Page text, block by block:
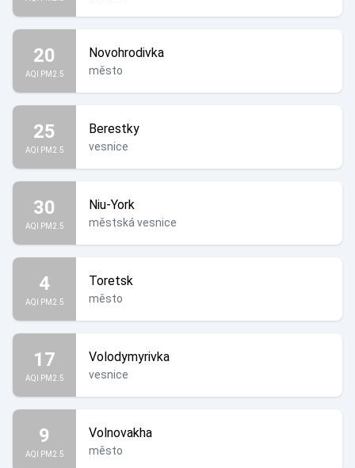
20
AQI PM2.5
Novohrodivka
město
25
AQI PM2.5
Berestky
vesnice
30
AQI PM2.5
Niu-York
městská vesnice
4
AQI PM2.5
Toretsk
město
17
AQI PM2.5
Volodymyrivka
vesnice
9
AQI PM2.5
Volnovakha
město